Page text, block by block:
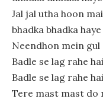
Jal jal utha hoon
bhadka bhadka haye
Neendhon mein
Badle se lag rahe
Badle se lag rahe
Tere mast mast do